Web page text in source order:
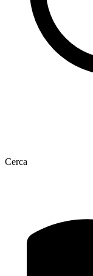
Cerca